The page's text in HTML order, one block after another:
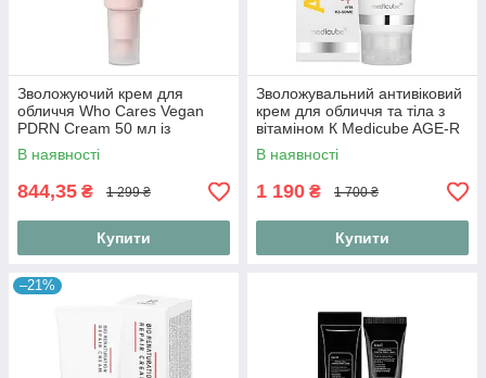
Зволожуючий крем для
обличчя Who Cares Vegan
PDRN Cream 50 мл із
веганськими
полінуклеотидами
В наявності
844,35 ₴ 1 299 ₴
Купити
Зволожувальний антивіковий
крем для обличчя та тіла з
вітаміном К Medicube AGE-R
Vita K Cream 100 ml
В наявності
1 190 ₴ 1 700 ₴
Купити
–21%